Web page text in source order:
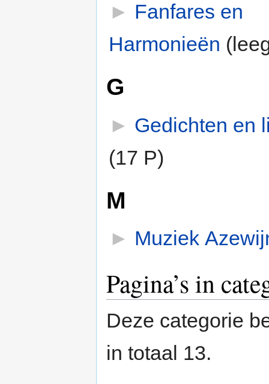
► Fanfares en
Harmonieën
G
► Gedichten en
(17 P)
M
► Muziek
Pagina’s in
Deze categorie
in totaal 13.